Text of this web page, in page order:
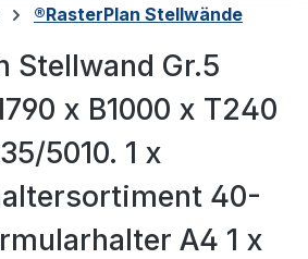
®RasterPlan Stellwände
Stellwand Gr.5
x B1000 x T240
5010. 1 x
40-
A4 1 x